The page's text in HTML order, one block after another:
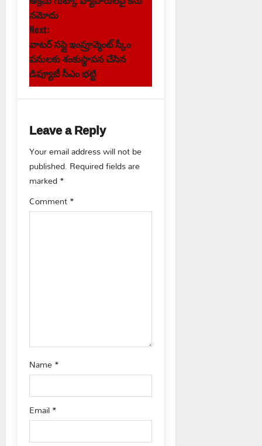
o
s
t
n
v
i
g
a
నమోదు
Next:
వాటర్ సప్లై ఇంప్రూవ్మెంట్ స్కీం
పనులకు శంకుస్థాపన చేసిన
డిప్యూటీ సీఎం భట్టి
Leave a Reply
Your email address will not be
published. Required fields are
marked*
Comment*
Name*
Email*